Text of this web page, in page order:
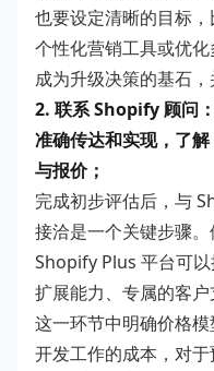
也要设定清晰的目标
个性化营销工具或优
成为升级决策的基石，
2. 联系 Shopify 顾问
准确传达和实现，了
与报价；
完成初步评估后，与
接洽是一个关键步骤
Shopify Plus 平台可
扩展能力、专属的客
这一环节中明确价格
开发工作的成本，对